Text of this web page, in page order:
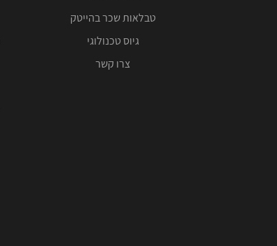
טבלאות שכר בהייטק
גיוס טכנולוגי
צרו קשר